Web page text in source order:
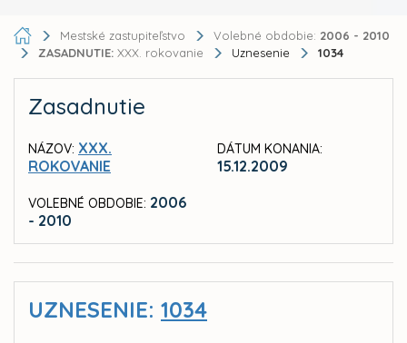
Mestské zastupiteľstvo Volebné obdobie: 2006 - 2010
ZASADNUTIE: XXX. rokovanie Uznesenie 1034
Zasadnutie
NÁZOV: XXX.
ROKOVANIE
VOLEBNÉ OBDOBIE: 2006
- 2010
DÁTUM KONANIA:
15.12.2009
UZNESENIE: 1034